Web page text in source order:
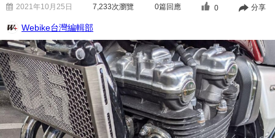
2021年10月25日 7,233次瀏覽 0篇回應 0 分享
Webike台灣編輯部